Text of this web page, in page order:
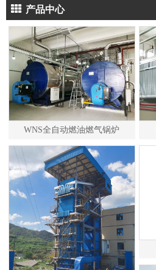
产品中心
WNS全自动燃油燃气锅炉